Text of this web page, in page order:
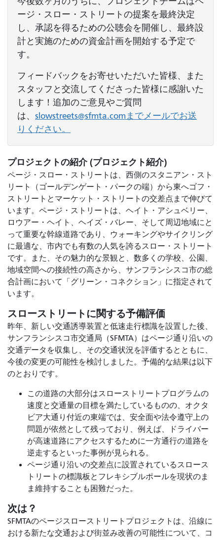
ージ・スロー・ストリートの提案を最終決定
し、承認を得るための公聴会を開催し、最終設
計と実施のための資金計画を開始する予定で
す。
フィードバックをお寄せいただいた皆様、また
スタッフと交流してくださった皆様に感謝いた
します！追加のご意見やご質問
は、 slowstreets@sfmta.comまでメールでお送
りください。
プロジェクトの紹介 (プロジェクト紹介)
ページ・スロー・ストリートは、西側のスタニアン・スト
リート（ゴールデンゲート・パークの端）から東へゴフ・
ストリートとマーケット・ストリートの交差点まで伸びて
います。ページ・ストリートは、ヘイト・アシュベリー、
ロウアー・ヘイト、ヘイズ・バレー、そして周辺地域にと
って重要な幹線道路であり、ウォーキングやサイクリング
に最適な、市内でも有数の人気を誇るスロー・ストリート
です。また、その魅力的な景観と、数多くの学校、公園、
地域空間への接続性の高さから、サンフランシスコ市の総
合計画において「グリーン・コネクション」に指定されて
います。
スローストリートに関する予備評価
昨年、新しい交通誘導装置と低速走行標識を設置した後、
サンフランシスコ市交通局（SFMTA）はページ通り沿いの
交通データを収集し、その交通状況を評価するとともに、
今後の変更の可能性を検討しました。予備的な結果は以下
のとおりです。
この道路の大部分はスローストリートプログラムの
速度と交通量の目標を満たしているものの、オクタ
ビア大通り付近の東端では、安全面や法令遵守上の
問題が依然として残っており、例えば、ドライバー
が高速道路にアクセスするために一方通行の道路を
逆走するといった事例が見られる。
ページ通り沿いの交差点に設置されているスロース
トリートの標識板とフレキシブルポールを現状のま
ま維持することも困難だった。
次は？
SFMTAのページスローストリートプロジェクトは、沿線に
おける新たな交通および街並み改善の可能性について、コ